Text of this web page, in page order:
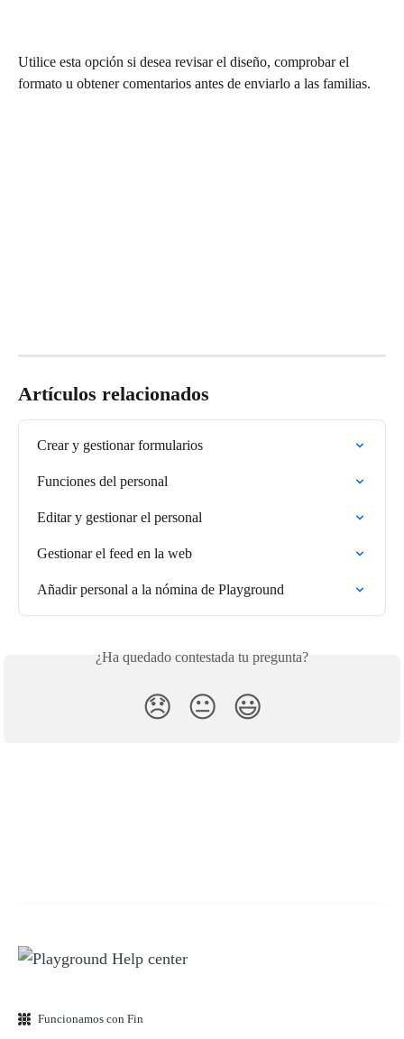
Utilice esta opción si desea revisar el diseño, comprobar el
formato u obtener comentarios antes de enviarlo a las familias.
Artículos relacionados
Crear y gestionar formularios
Funciones del personal
Editar y gestionar el personal
Gestionar el feed en la web
Añadir personal a la nómina de Playground
¿Ha quedado contestada tu pregunta?
😞 😐 😃
Funcionamos con Fin